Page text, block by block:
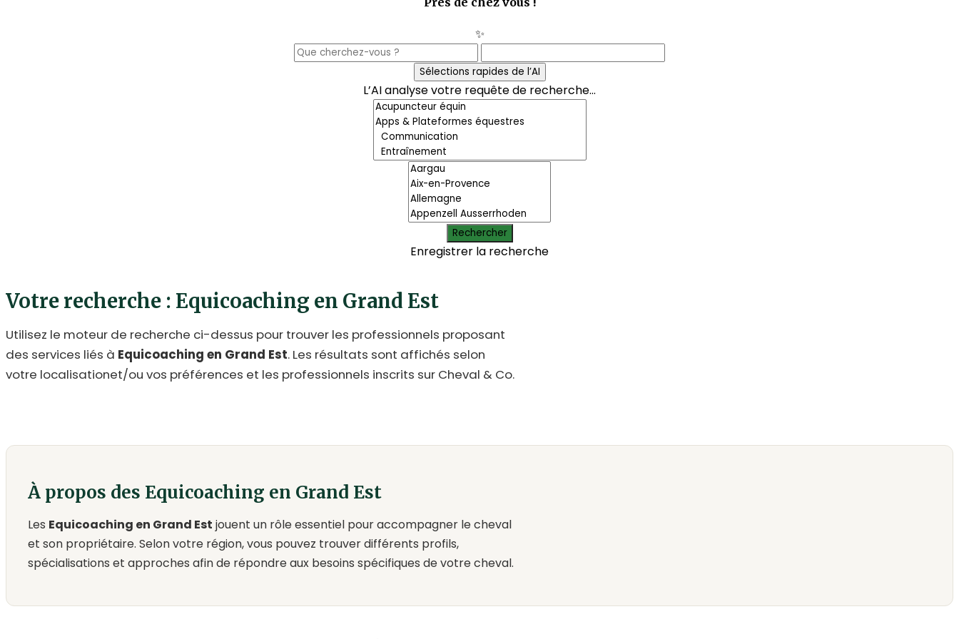
✨
Sélections rapides de l’AI
L’AI analyse votre requête de recherche...
Rechercher
Enregistrer la recherche
Votre recherche : Equicoaching en Grand Est
Utilisez le moteur de recherche ci-dessus pour trouver les professionnels proposant
des services liés à Equicoaching en Grand Est. Les résultats sont affichés selon
votre localisationet/ou vos préférences et les professionnels inscrits sur Cheval & Co.
À propos des Equicoaching en Grand Est
Les Equicoaching en Grand Est jouent un rôle essentiel pour accompagner le cheval
et son propriétaire. Selon votre région, vous pouvez trouver différents profils,
spécialisations et approches afin de répondre aux besoins spécifiques de votre cheval.